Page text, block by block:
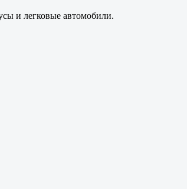
и легковые автомобили.